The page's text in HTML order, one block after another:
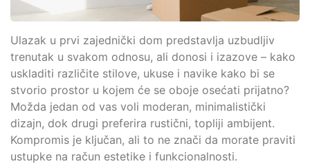
Ulazak u prvi zajednički dom predstavlja uzbudljiv
trenutak u svakom odnosu, ali donosi i izazove – kako
uskladiti različite stilove, ukuse i navike kako bi se
stvorio prostor u kojem će se oboje osećati prijatno?
Možda jedan od vas voli moderan, minimalistički
dizajn, dok drugi preferira rustični, topliji ambijent.
Kompromis je ključan, ali to ne znači da morate praviti
ustupke na račun estetike i funkcionalnosti.